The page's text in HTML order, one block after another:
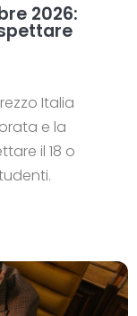
2026:
Italia
e la
il 18 o